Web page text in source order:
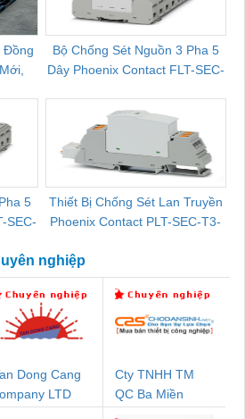
Đồng
Bộ Chống Sét Nguồn 3 Pha 5
Dây Phoenix Contact FLT-SEC-
5
SEC-
Thiết Bị Chống Sét Lan Truyền
Phoenix Contact PLT-SEC-T3-
nghiệp
Dong Cang
LTD
Cty TNHH TM
QC Ba Miền